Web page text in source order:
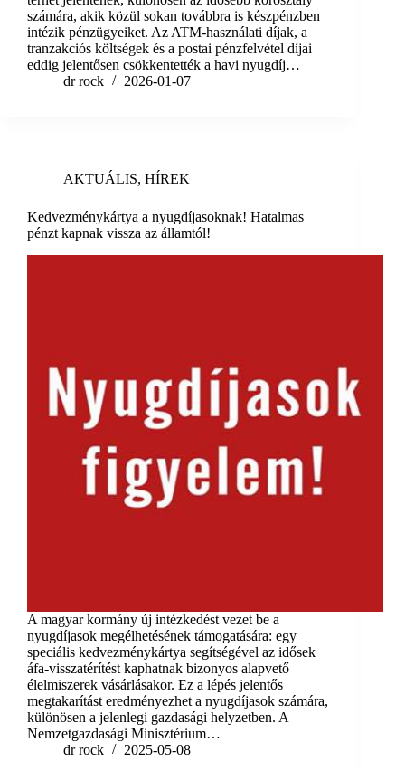
számára, akik közül sokan továbbra is készpénzben
intézik pénzügyeiket. Az ATM-használati díjak, a
tranzakciós költségek és a postai pénzfelvétel díjai
eddig jelentősen csökkentették a havi nyugdíj…
dr rock
2026-01-07
AKTUÁLIS, HÍREK
Kedvezménykártya a nyugdíjasoknak! Hatalmas
pénzt kapnak vissza az államtól!
A magyar kormány új intézkedést vezet be a
nyugdíjasok megélhetésének támogatására: egy
speciális kedvezménykártya segítségével az idősek
áfa-visszatérítést kaphatnak bizonyos alapvető
élelmiszerek vásárlásakor. Ez a lépés jelentős
megtakarítást eredményezhet a nyugdíjasok számára,
különösen a jelenlegi gazdasági helyzetben. A
Nemzetgazdasági Minisztérium…
dr rock
2025-05-08